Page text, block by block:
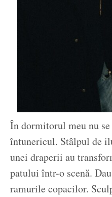
În dormitorul meu nu
întunericul. Stâlpul de
unei draperii au
patului într-o scenă.
ramurile copacilor.